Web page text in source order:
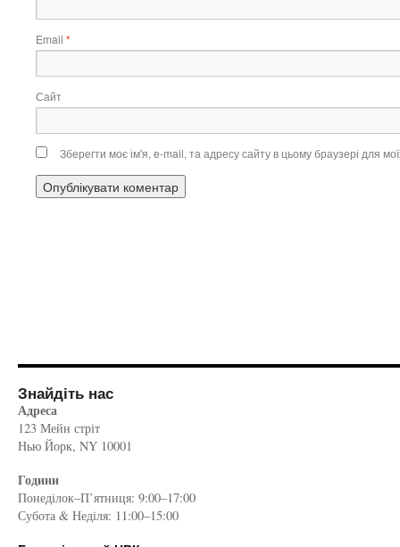
Email *
Сайт
Зберегти моє ім'я, e-mail, та адресу сайту в цьому браузері для
Знайдіть нас
Адреса
123 Мейн стріт
Нью Йорк, NY 10001
Години
Понеділок–П’ятниця: 9:00–17:00
Субота & Неділя: 11:00–15:00